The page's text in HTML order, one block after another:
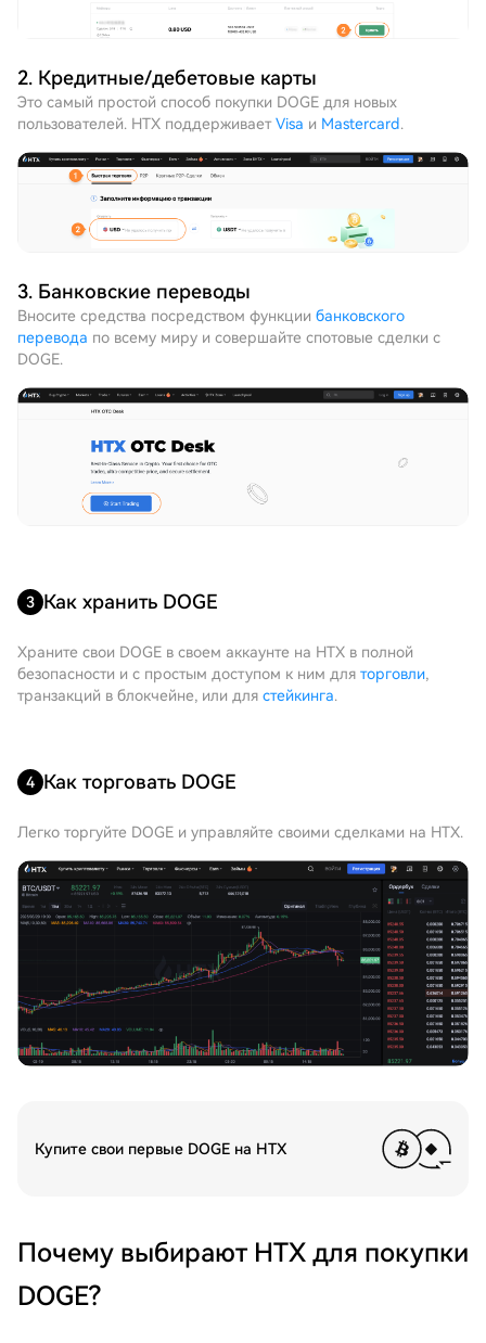
2. Кредитные/дебетовые карты
Это самый простой способ покупки DOGE для новых
пользователей. HTX поддерживаетVisa и Mastercard.
3. Банковские переводы
Вносите средства посредством функции банковского
перевода по всему миру и совершайте спотовые сделки с
DOGE.
3 Как хранить DOGE
Храните свои DOGE в своем аккаунте на HTX в полной
безопасности и с простым доступом к ним для торговли,
транзакций в блокчейне, или для стейкинга.
4 Как торговать DOGE
Легко торгуйте DOGE и управляйте своими сделками на HTX.
Купите свои первые DOGE на HTX
Почему выбирают HTX для покупки
DOGE?